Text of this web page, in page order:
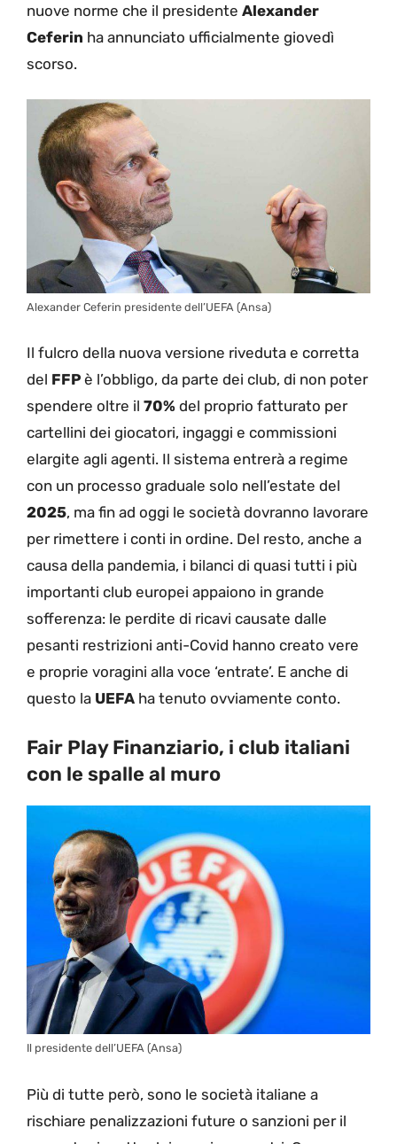
nuove norme che il presidente Alexander
Ceferin ha annunciato ufficialmente giovedì
scorso.
Alexander Ceferin presidente dell’UEFA (Ansa)
Il fulcro della nuova versione riveduta e corretta
del FFP è l’obbligo, da parte dei club, di non poter
spendere oltre il 70% del proprio fatturato per
cartellini dei giocatori, ingaggi e commissioni
elargite agli agenti. Il sistema entrerà a regime
con un processo graduale solo nell’estate del
2025, ma fin ad oggi le società dovranno lavorare
per rimettere i conti in ordine. Del resto, anche a
causa della pandemia, i bilanci di quasi tutti i più
importanti club europei appaiono in grande
sofferenza: le perdite di ricavi causate dalle
pesanti restrizioni anti-Covid hanno creato vere
e proprie voragini alla voce ‘entrate’. E anche di
questo la UEFA ha tenuto ovviamente conto.
Fair Play Finanziario, i club italiani
con le spalle al muro
Il presidente dell’UEFA (Ansa)
Più di tutte però, sono le società italiane a
rischiare penalizzazioni future o sanzioni per il